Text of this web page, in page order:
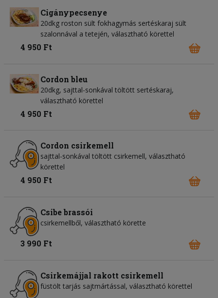
Cigánypecsenye
20dkg roston sült fokhagymás sertéskaraj sült
szalonnával a tetején, választható körettel
4 950 Ft
Cordon bleu
20dkg, sajttal-sonkával töltött sertéskaraj,
választható körettel
4 950 Ft
Cordon csirkemell
sajttal-sonkával töltött csirkemell, választható
körettel
4 950 Ft
Csibe brassói
csirkemellből, választható körette
3 990 Ft
Csirkemájjal rakott csirkemell
füstölt tarjás sajtmártással, választható körettel